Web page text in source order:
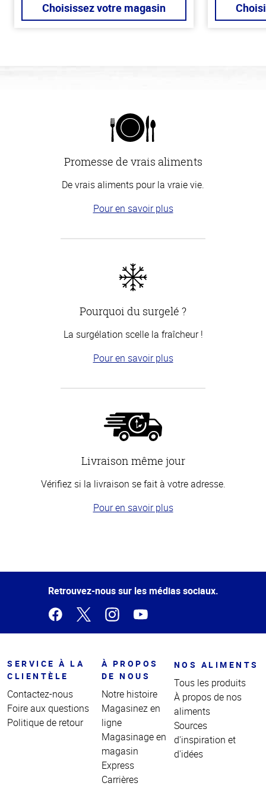
Choisissez votre magasin
Promesse de vrais aliments
De vrais aliments pour la vraie vie.
Pour en savoir plus
Pourquoi du surgelé ?
La surgélation scelle la fraîcheur !
Pour en savoir plus
Livraison même jour
Vérifiez si la livraison se fait à votre adresse.
Pour en savoir plus
de la
Retrouvez-nous sur les médias sociaux.
SERVICE À LA
CLIENTÈLE
Contactez-nous
Foire aux questions
Politique de retour
À PROPOS
DE NOUS
Notre histoire
Magasinez en
ligne
Magasinage en
magasin
Express
Carrières
NOS ALIMENTS
Tous les produits
À propos de nos
aliments
Sources
d'inspiration et
d'idées